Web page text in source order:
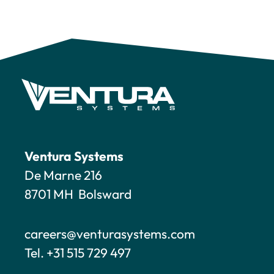
Ventura Systems
De Marne 216
8701 MH Bolsward
careers@venturasystems.com
Tel. +31 515 729 497